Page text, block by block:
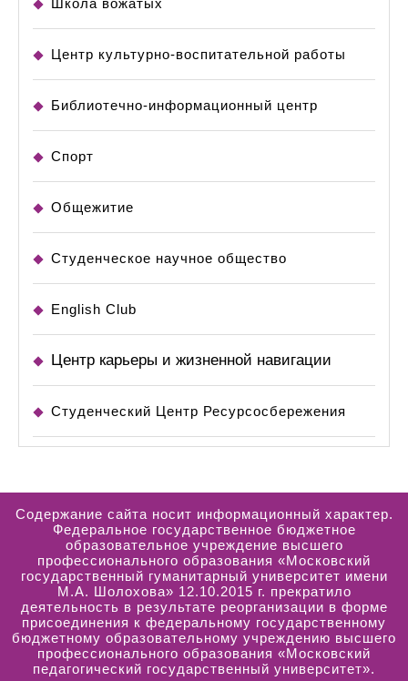
Школа вожатых
Центр культурно-воспитательной работы
Библиотечно-информационный центр
Спорт
Общежитие
Студенческое научное общество
English Club
Центр карьеры и жизненной навигации
Студенческий Центр Ресурсосбережения
Содержание сайта носит информационный характер.
Федеральное государственное бюджетное
образовательное учреждение высшего
профессионального образования «Московский
государственный гуманитарный университет имени
М.А. Шолохова» 12.10.2015 г. прекратило
деятельность в результате реорганизации в форме
присоединения к федеральному государственному
бюджетному образовательному учреждению высшего
профессионального образования «Московский
педагогический государственный университет».